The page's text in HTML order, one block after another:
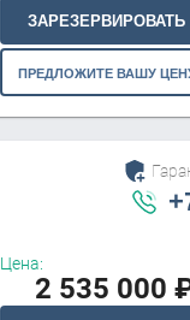
ЗАРЕЗЕРВИРОВАТЬ
ПРЕДЛОЖИТЕ ВАШУ
Цена:
2 535 000